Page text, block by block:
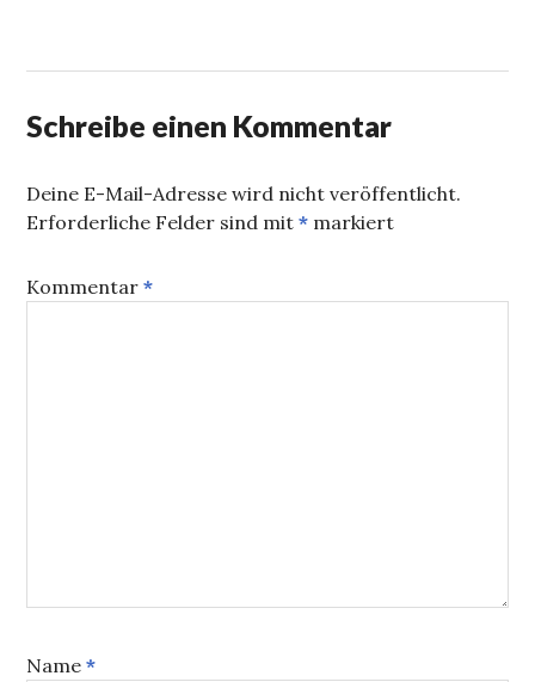
Schreibe einen Kommentar
Deine E-Mail-Adresse wird nicht veröffentlicht.
Erforderliche Felder sind mit* markiert
Kommentar*
Name*